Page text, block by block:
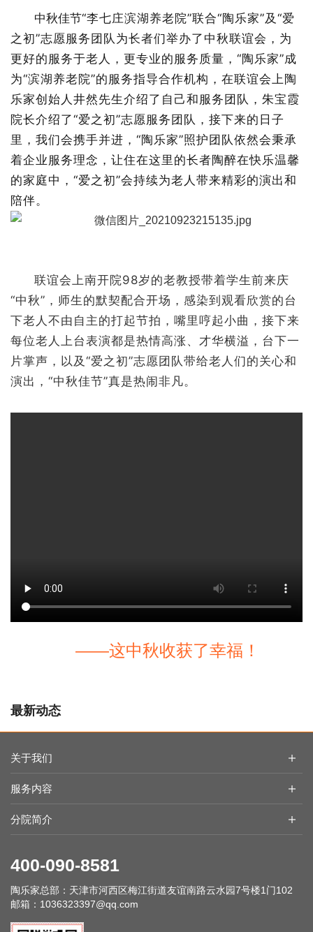
之初”志愿服务团队为长者们举办了中秋联谊会，为
更好的服务于老人，更专业的服务质量，“陶乐家”成
为“滨湖养老院”的服务指导合作机构，在联谊会上陶
乐家创始人井然先生介绍了自己和服务团队，朱宝霞
院长介绍了“爱之初”志愿服务团队，接下来的日子
里，我们会携手并进，“陶乐家”照护团队依然会秉承
着企业服务理念，让住在这里的长者陶醉在快乐温馨
的家庭中，“爱之初”会持续为老人带来精彩的演出和
陪伴。
“中秋”，师生的默契配合开场，感染到观看欣赏的台
下老人不由自主的打起节拍，嘴里哼起小曲，接下来
每位老人上台表演都是热情高涨、才华横溢，台下一
片掌声，以及“爱之初”志愿团队带给老人们的关心和
演出，“中秋佳节”真是热闹非凡。
民革天津市委会领导带队赴陶煦养老照护中心走访调研
十二载躬耕，归源再出发 | 陶乐养老12周年庆暨全国院长研修营圆
满举行
粽叶飘香，爱满陶乐 | 陶乐养老全国各分院端午活动温暖回顾
下楼难题
2026年 天津推荐性价比高靠谱养老院陶煦养老照护中心
时光不老，爱意永驻 | 陶乐养老母亲节特辑：以爱为风，伴您笑靥
如花
陶乐家总部：天津市河西区梅江街道友谊南路云水园7号楼1门102
邮箱： 1036323397@qq.com